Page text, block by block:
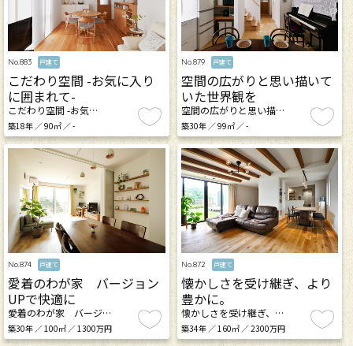
No.883 戸建て
こだわり空間 -お気に入り
に囲まれて-
こだわり空間 -お気…
築18年 ／ 90㎡ ／ -
No.879 戸建て
空間の広がりと思い描いて
いた世界観を
空間の広がりと思い描…
築30年 ／ 99㎡ ／ -
No.874 戸建て
愛着のわが家 バージョン
UPで快適に
愛着のわが家 バージ…
築30年 ／ 100㎡ ／ 1300万円
No.872 戸建て
懐かしさを受け継ぎ、より
豊かに。
懐かしさを受け継ぎ、…
築34年 ／ 160㎡ ／ 2300万円